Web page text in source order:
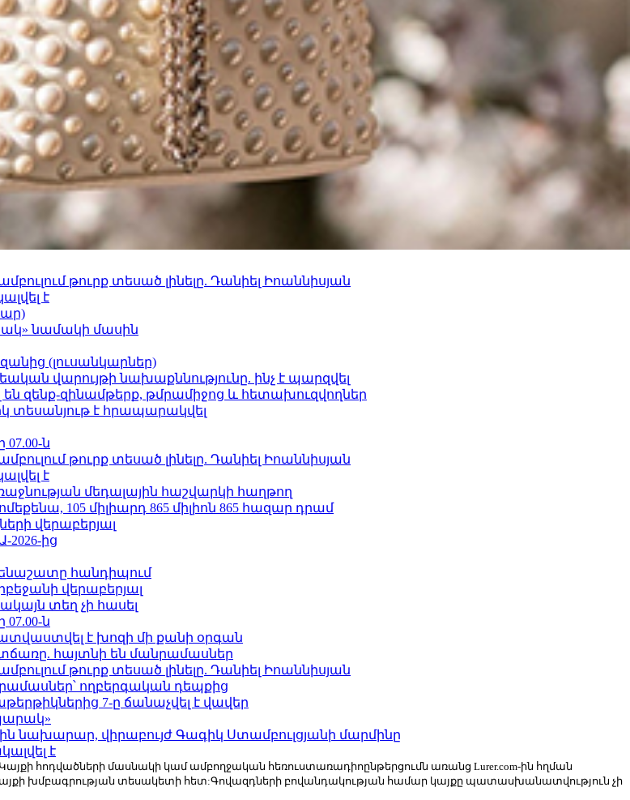
թուրք տեսած լինելը. Դանիել Իոաննիսյան
է
նամակի մասին
(լուսանկարներ)
վարույթի նախաքննությունը. ինչ է պարզվել
զենք-զինամթերք, թմրամիջոց և հետախուզվողներ
տեսանյութ է հրապարակվել
07.00-ն
թուրք տեսած լինելը. Դանիել Իոաննիսյան
է
մեդալային հաշվարկի հաղթող
105 միլիարդ 865 միլիոն 865 հազար դրամ
վերաբերյալ
ից
հանդիպում
վերաբերյալ
տեղ չի հասել
07.00-ն
է խոզի մի քանի օրգան
հայտնի են մանրամասներ
թուրք տեսած լինելը. Դանիել Իոաննիսյան
ողբերգական դեպքից
7-ը ճանաչվել է վավեր
նախարար, վիրաբույժ Գագիկ Ստամբուլցյանի մարմինը
է
Կայքի հոդվածների մասնակի կամ ամբողջական հեռուստառադիոընթերցումն առանց Lurer.com-ին հղման
խմբագրության տեսակետի հետ:Գովազդների բովանդակության համար կայքը պատասխանատվություն չի